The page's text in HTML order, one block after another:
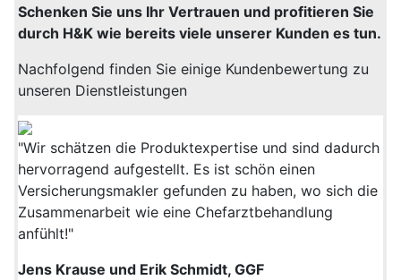
Schenken Sie uns Ihr Vertrauen und profitieren Sie
durch H&K wie bereits viele unserer Kunden es tun.
Nachfolgend finden Sie einige Kundenbewertung zu
unseren Dienstleistungen
"Wir schätzen die Produktexpertise und sind dadurch
hervorragend aufgestellt. Es ist schön einen
Versicherungsmakler gefunden zu haben, wo sich die
Zusammenarbeit wie eine Chefarztbehandlung
anfühlt!"
Jens Krause und Erik Schmidt, GGF